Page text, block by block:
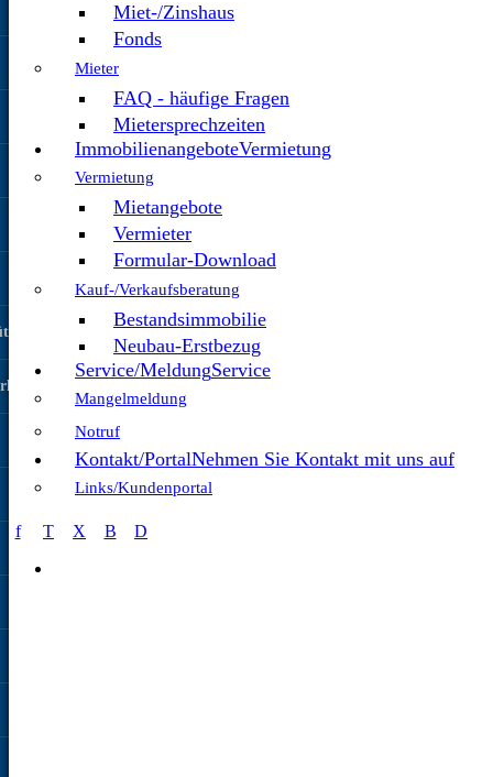
Miet-/Zinshaus
Fonds
Mieter
FAQ - häufige Fragen
Mietersprechzeiten
ImmobilienangeboteVermietung
Vermietung
Mietangebote
Vermieter
Formular-Download
Kauf-/Verkaufsberatung
Bestandsimmobilie
Neubau-Erstbezug
Service/MeldungService
Mangelmeldung
Notruf
Kontakt/PortalNehmen Sie Kontakt mit uns auf
Links/Kundenportal